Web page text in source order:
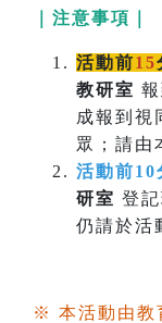
｜注意事項｜
活動前15
教研室
成報到視
眾；請由
活動前
研室 登
仍請於活
※ 本活動由教